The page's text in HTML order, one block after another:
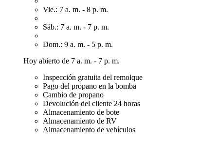
Vie.: 7 a. m. - 8 p. m.
Sáb.: 7 a. m. - 7 p. m.
Dom.: 9 a. m. - 5 p. m.
Hoy abierto de 7 a. m. - 7 p. m.
Inspección gratuita del remolque
Pago del propano en la bomba
Cambio de propano
Devolución del cliente 24 horas
Almacenamiento de bote
Almacenamiento de RV
Almacenamiento de vehículos